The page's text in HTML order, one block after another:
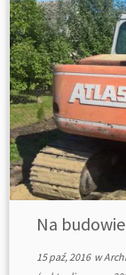
Na
15 paź, 2016w